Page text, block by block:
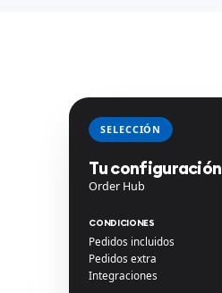
SELECCIÓN
Tu configuración
Order Hub
CONDICIONES
Pedidos incluidos
Pedidos extra
Integraciones